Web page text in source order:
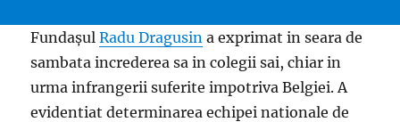
FundaşulRadu Dragusin a exprimat in seara de
sambata increderea sa in colegii sai, chiar in
urma infrangerii suferite impotriva Belgiei. A
evidentiat determinarea echipei nationale de